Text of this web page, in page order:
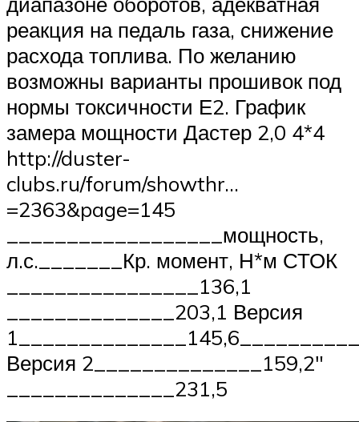
реакция на педаль газа, снижение
расхода топлива. По желанию
возможны варианты прошивок под
нормы токсичности Е2. График
замера мощности Дастер 2,0 4*4
http://duster-
clubs.ru/forum/showthr…
=2363&page=145
__________________мощность,
л.с._______Кр. момент, Н*м СТОК
________________136,1
______________203,1 Версия
Версия 2______________159,2″
______________231,5